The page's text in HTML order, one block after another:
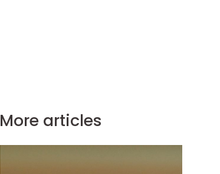
More articles